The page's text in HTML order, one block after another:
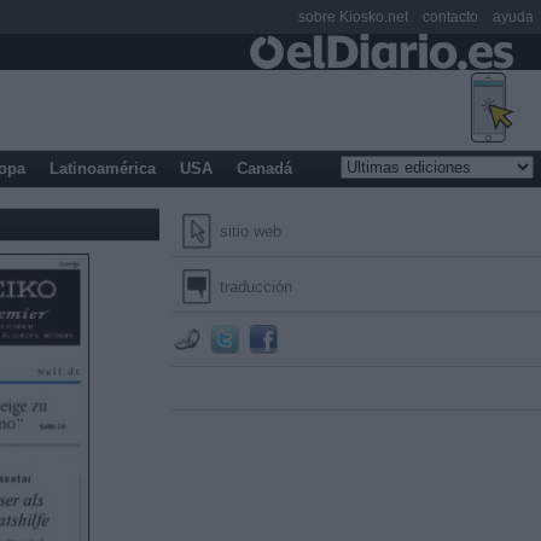
Latinoamérica USA Canadá
sitio web
traducción
sobre Kiosko.net contacto ayuda